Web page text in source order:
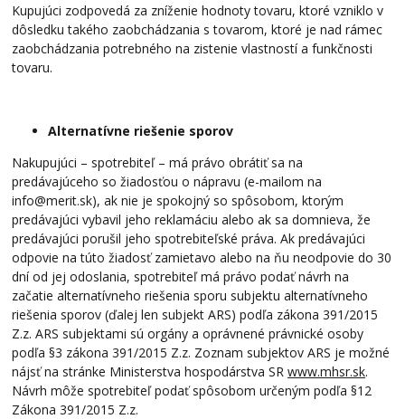
Kupujúci zodpovedá za zníženie hodnoty tovaru, ktoré vzniklo v
dôsledku takého zaobchádzania s tovarom, ktoré je nad rámec
zaobchádzania potrebného na zistenie vlastností a funkčnosti
tovaru.
Alternatívne riešenie sporov
Nakupujúci – spotrebiteľ – má právo obrátiť sa na
predávajúceho so žiadosťou o nápravu (e-mailom na
info@merit.sk), ak nie je spokojný so spôsobom, ktorým
predávajúci vybavil jeho reklamáciu alebo ak sa domnieva, že
predávajúci porušil jeho spotrebiteľské práva. Ak predávajúci
odpovie na túto žiadosť zamietavo alebo na ňu neodpovie do 30
dní od jej odoslania, spotrebiteľ má právo podať návrh na
začatie alternatívneho riešenia sporu subjektu alternatívneho
riešenia sporov (ďalej len subjekt ARS) podľa zákona 391/2015
Z.z. ARS subjektami sú orgány a oprávnené právnické osoby
podľa §3 zákona 391/2015 Z.z. Zoznam subjektov ARS je možné
nájsť na stránke Ministerstva hospodárstva SRwww.mhsr.sk.
Návrh môže spotrebiteľ podať spôsobom určeným podľa §12
Zákona 391/2015 Z.z.